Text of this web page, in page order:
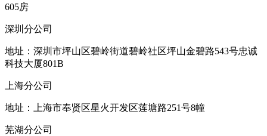
605房
深圳分公司
地址：深圳市坪山区碧岭街道碧岭社区坪山金碧路543号忠诚
科技大厦801B
上海分公司
地址：上海市奉贤区星火开发区莲塘路251号8幢
芜湖分公司